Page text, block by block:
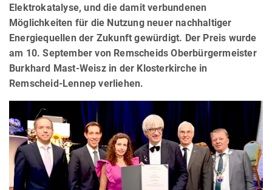
Elektrokatalyse, und die damit verbundenen
Möglichkeiten für die Nutzung neuer nachhaltiger
Energiequellen der Zukunft gewürdigt. Der Preis wurde
am 10. September von Remscheids Oberbürgermeister
Burkhard Mast-Weisz in der Klosterkirche in
Remscheid-Lennep verliehen.